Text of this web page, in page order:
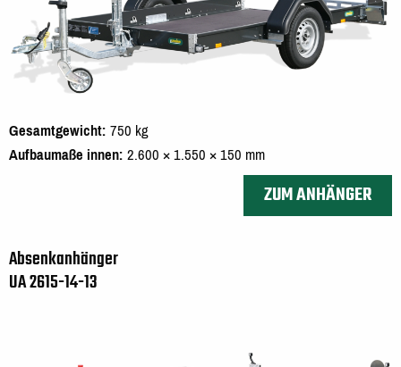
Gesamtgewicht 750 kg
Aufbaumaße innen 2.600 × 1.550 × 150 mm
ZUM ANHÄNGER
Absenkanhänger
UA 2615-14-13